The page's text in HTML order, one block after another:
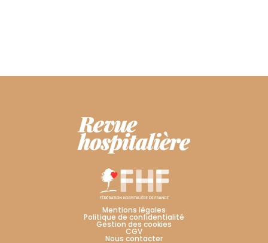
Mentions légales
Politique de confidentialité
Gestion des cookies
CGV
Nous contacter